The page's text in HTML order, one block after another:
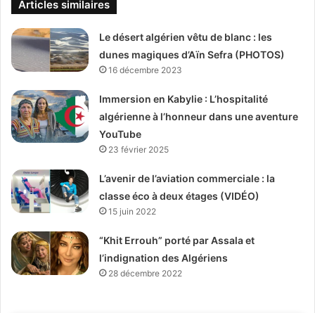
Articles similaires
Le désert algérien vêtu de blanc : les
dunes magiques d’Aïn Sefra (PHOTOS)
16 décembre 2023
Immersion en Kabylie : L’hospitalité
algérienne à l’honneur dans une aventure
YouTube
23 février 2025
L’avenir de l’aviation commerciale : la
classe éco à deux étages (VIDÉO)
15 juin 2022
“Khit Errouh” porté par Assala et
l’indignation des Algériens
28 décembre 2022